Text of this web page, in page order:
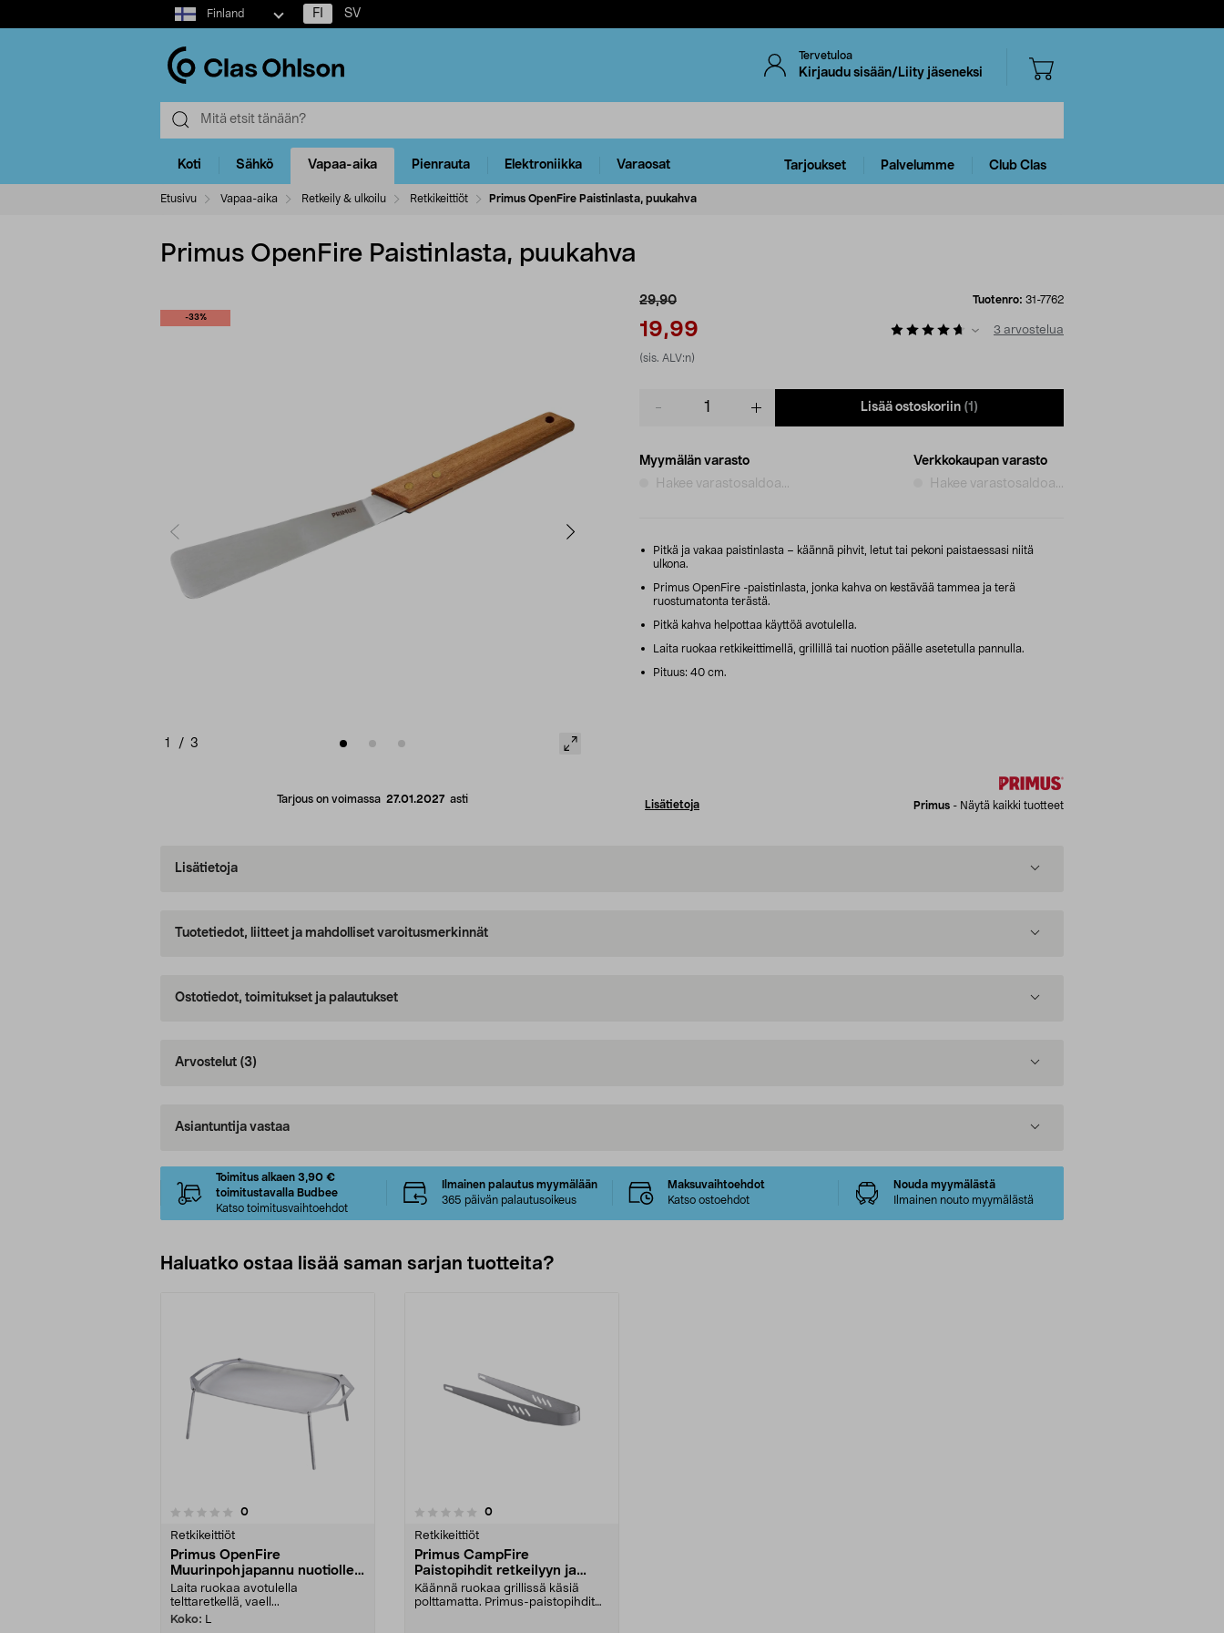
Select
market
Finland FI SV
Tervetuloa
Kirjaudu sisään/Liity jäseneksi
Koti Sähkö Vapaa-aika Pienrauta Elektroniikka Varaosat Tarjoukset Palvelumme Club Clas
Etusivu Vapaa-aika Retkeily & ulkoilu Retkikeittiöt Primus OpenFire Paistinlasta, puukahva
Primus OpenFire Paistinlasta, puukahva
-33%
1 / 3
Tarjous on voimassa 27.01.2027 asti
29,90
19,99
(sis. ALV:n)
Tuotenro: 31-7762
3 arvostelua
Lisää ostoskoriin (1)
Myymälän varasto
Hakee varastosaldoa...
Verkkokaupan varasto
Hakee varastosaldoa...
Pitkä ja vakaa paistinlasta – käännä pihvit, letut tai pekoni paistaessasi niitä
ulkona.
Primus OpenFire -paistinlasta, jonka kahva on kestävää tammea ja terä
ruostumatonta terästä.
Pitkä kahva helpottaa käyttöä avotulella.
Laita ruokaa retkikeittimellä, grillillä tai nuotion päälle asetetulla pannulla.
Pituus: 40 cm.
Lisätietoja Primus - Näytä kaikki tuotteet
Lisätietoja
Tuotetiedot, liitteet ja mahdolliset varoitusmerkinnät
Ostotiedot, toimitukset ja palautukset
Arvostelut (3)
Asiantuntija vastaa
Toimitus alkaen 3,90 €
toimitustavalla Budbee
Katso toimitusvaihtoehdot
Ilmainen palautus myymälään
365 päivän palautusoikeus
Maksuvaihtoehdot
Katso ostoehdot
Nouda myymälästä
Ilmainen nouto myymälästä
Haluatko ostaa lisää saman sarjan tuotteita?
0arvostelut
Retkikeittiöt
Primus OpenFire
Muurinpohjapannu nuotiolle,
ruostumaton teräs
Laita ruokaa avotulella
telttaretkellä, vaell...
Koko: L
0.0 viidestä
0arvostelut
Retkikeittiöt
Primus CampFire
Paistopihdit retkeilyyn ja
grillaukseen, 275 mm
Käännä ruokaa grillissä käsiä
polttamatta. Primus-paistopihdit